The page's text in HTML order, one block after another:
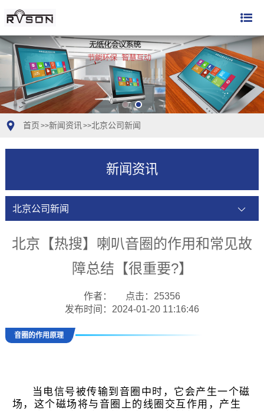
首页 >>新闻资讯 >>北京公司新闻
新闻资讯
北京公司新闻
北京【热搜】喇叭音圈的作用和常见故
障总结【很重要?】
作者：
点击：25356
发布时间：2024-01-20 11:16:46
音圈的作用原理
当电信号被传输到音圈中时，它会产生一个磁
场，这个磁场将与音圈上的线圈交互作用，产生